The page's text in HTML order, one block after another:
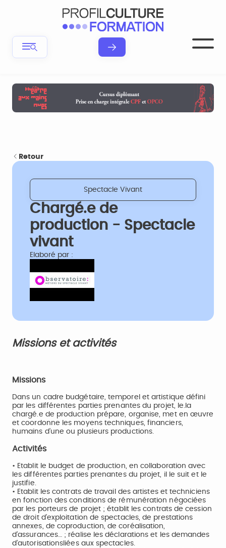
Retour
Spectacle Vivant
Chargé.e de
production - Spectacle
vivant
Elaboré par :
Missions et activités
Missions
Dans un cadre budgétaire, temporel et artistique défini
par les différentes parties prenantes du projet, le.la
chargé.e de production prépare, organise, met en œuvre
et coordonne les moyens techniques, financiers,
humains d’une ou plusieurs productions.
Activités
• Etablit le budget de production, en collaboration avec
les différentes parties prenantes du projet, il le suit et le
justifie.
• Etablit les contrats de travail des artistes et techniciens
en fonction des conditions de rémunération négociées
par les porteurs de projet ; établit les contrats de cession
de droit d’exploitation de spectacles, de prestations
annexes, de coproduction, de coréalisation,
d’assurances… ; réalise les déclarations et les demandes
d’autorisationsliées aux spectacles.